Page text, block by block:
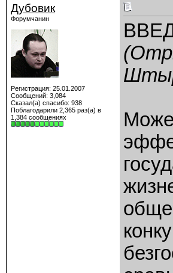
Дубовик
Форумчанин
Регистрация: 25.01.2007
Сообщений: 3,084
Сказал(а) спасибо: 938
Поблагодарили 2,365 раз(а) в
1,384 сообщениях